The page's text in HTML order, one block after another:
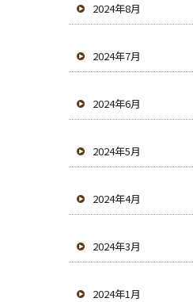
2024年8月
2024年7月
2024年6月
2024年5月
2024年4月
2024年3月
2024年1月